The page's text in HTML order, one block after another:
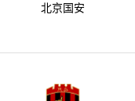
北京国安